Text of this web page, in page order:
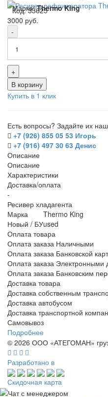
Марка:Thermo King
Код:33625
3000 руб.
-
+
В корзину
Купить в 1 клик
Есть вопросы? Задайте их
+7 (926) 855 05 53 Игорь
+7 (916) 497 30 63 Денис
Описание
Описание
Характеристики
Доставка/оплата
-
Ресивер хладагента
Марка
Thermo King
Новый / БУused
Оплата товара
Оплата заказа Наличными
Оплата заказа Банковской
Оплата заказа Электронными
Оплата заказа Банковским
Доставка товара
Доставка собственным
Доставка автобусом
Доставка транспортной
Самовывоз
Подробнее
© 2026 ООО «АТЕГОМАН»
Разработано в
Скидочная карта